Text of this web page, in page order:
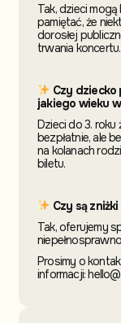
Tak, dzieci
pamiętać, że
dorosłej
trwania koncertu.
Czy
jakiego wieku
Dzieci do 3.
bezpłatnie, ale
na kolanach
biletu.
Czy są
Tak, oferujemy
Prosimy o
informacji: